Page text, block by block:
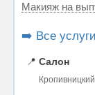
Макияж на
➡️ Все
📍 Салон